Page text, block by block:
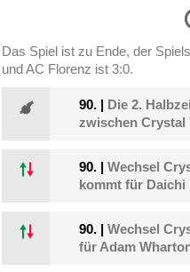
Das Spiel ist zu Ende, der
und AC Florenz ist 3:0.
90. | Die 2.
zwischen Crystal
90. |Wechsel
kommt für Daichi
90. |Wechsel
für Adam